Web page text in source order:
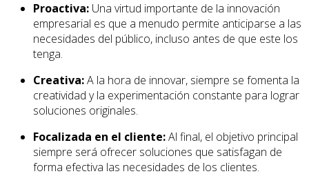
Proactiva: Una virtud importante de la innovación
empresarial es que a menudo permite anticiparse a las
necesidades del público, incluso antes de que este los
tenga.
Creativa:A la hora de innovar, siempre se fomenta la
creatividad y la experimentación constante para lograr
soluciones originales.
Focalizada en el cliente:Al final, el objetivo principal
siempre será ofrecer soluciones que satisfagan de
forma efectiva las necesidades de los clientes.